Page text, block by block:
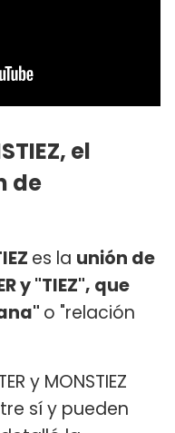
el
de
es la unión de
y "TIEZ", que
o "relación
y MONSTIEZ
sí y pueden